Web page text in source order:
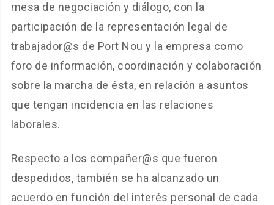
mesa de negociación y diálogo, con la
participación de la representación legal de
trabajador@s de Port Nou y la empresa como
foro de información, coordinación y colaboración
sobre la marcha de ésta, en relación a asuntos
que tengan incidencia en las relaciones
laborales.
Respecto a los compañer@s que fueron
despedidos, también se ha alcanzado un
acuerdo en función del interés personal de cada